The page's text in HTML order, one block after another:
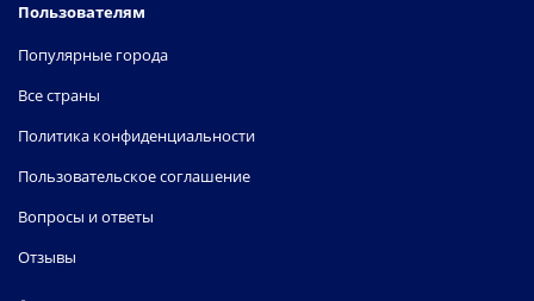
Пользователям
Популярные города
Все страны
Политика конфиденциальности
Пользовательское соглашение
Вопросы и ответы
Отзывы